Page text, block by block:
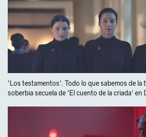
'Los testamentos'. Todo lo que sabemos de la
soberbia secuela de 'El cuento de la criada' en